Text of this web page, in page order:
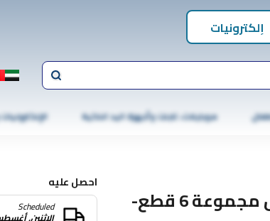
إلكترونيات
موبايلات، تابلت وأجهزة اليد الذكية
أوشن - باتيو هاي بول 290 مل مجموعة 6 قطع-
احصل عليه
Scheduled